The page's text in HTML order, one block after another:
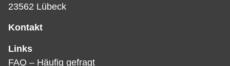
23562 Lübeck
Kontakt
Links
FAQ – Häufig gefragt